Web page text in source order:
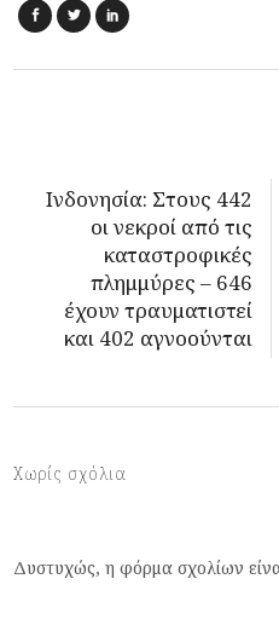
Ινδονησία: Στους 442
οι νεκροί από τις
καταστροφικές
πλημμύρες – 646
έχουν τραυματιστεί
και 402 αγνοούνται
Χωρίς σχόλια
Δυστυχώς, η φόρμα σχολίων